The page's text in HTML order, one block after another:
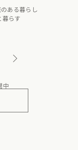
ある暮らし
暮らす
中